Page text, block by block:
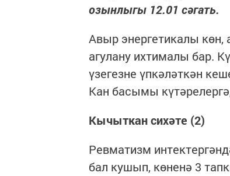
озынлыгы 12.01 сәгать.
Авыр энергетикалы көн,
агулану ихтималы бар.
үзегезне үпкәләткән
Кан басымы
Кычыткан сихәте (2)
Ревматизм
бал кушып, көненә 3